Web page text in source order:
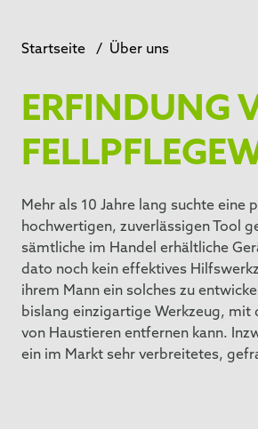
Startseite / Über uns
ERFINDUNG
Mehr als 10 Jahre lang suchte
hochwertigen, zuverlässigen Tool
sämtliche im Handel erhältliche
dato noch kein effektives
ihrem Mann ein solches zu
bislang einzigartige Werkzeug, mit
von Haustieren entfernen kann.
ein im Markt sehr verbreitetes,